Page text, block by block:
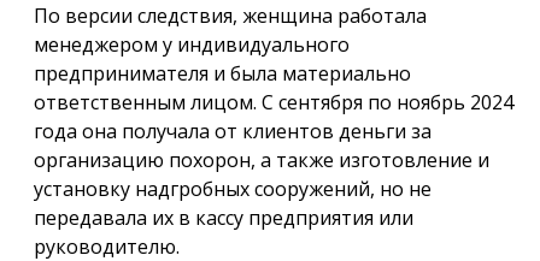
По версии следствия, женщина работала
менеджером у индивидуального
предпринимателя и была материально
ответственным лицом. С сентября по ноябрь 2024
года она получала от клиентов деньги за
организацию похорон, а также изготовление и
установку надгробных сооружений, но не
передавала их в кассу предприятия или
руководителю.